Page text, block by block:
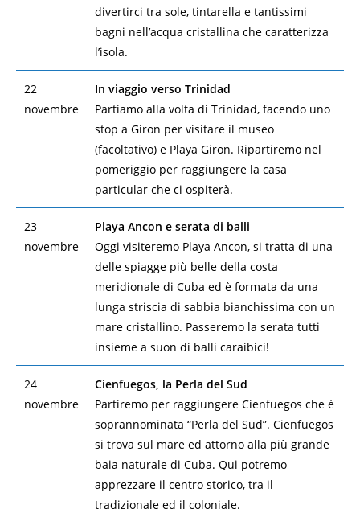
divertirci tra sole, tintarella e tantissimi
bagni nell’acqua cristallina che caratterizza
l’isola.
22
novembre
In viaggio verso Trinidad
Partiamo alla volta di Trinidad, facendo uno
stop a Giron per visitare il museo
(facoltativo) e Playa Giron. Ripartiremo nel
pomeriggio per raggiungere la casa
particular che ci ospiterà.
23
novembre
Playa Ancon e serata di balli
Oggi visiteremo Playa Ancon, si tratta di una
delle spiagge più belle della costa
meridionale di Cuba ed è formata da una
lunga striscia di sabbia bianchissima con un
mare cristallino. Passeremo la serata tutti
insieme a suon di balli caraibici!
24
novembre
Cienfuegos, la Perla del Sud
Partiremo per raggiungere Cienfuegos che è
soprannominata “Perla del Sud”. Cienfuegos
si trova sul mare ed attorno alla più grande
baia naturale di Cuba. Qui potremo
apprezzare il centro storico, tra il
tradizionale ed il coloniale.